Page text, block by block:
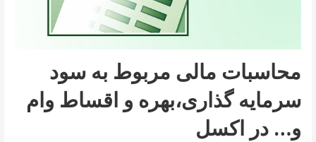
محاسبات مالی مربوط به سود
سرمایه گذاری،بهره و اقساط وام
و… در اکسل